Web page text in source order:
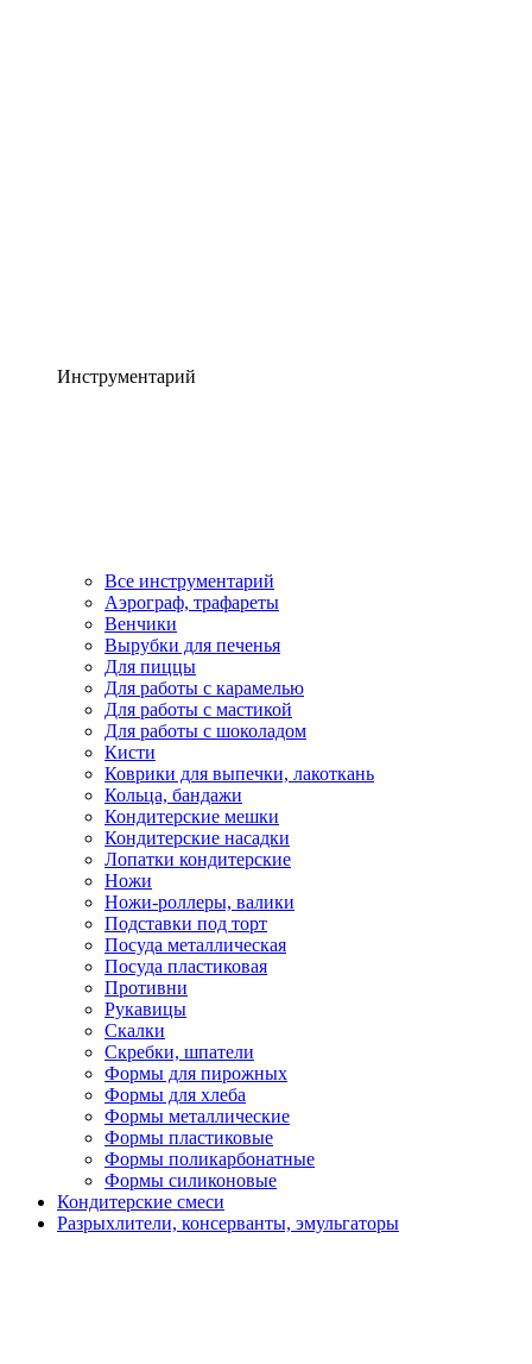
Инструментарий
Все инструментарий
Аэрограф, трафареты
Венчики
Вырубки для печенья
Для пиццы
Для работы с карамелью
Для работы с мастикой
Для работы с шоколадом
Кисти
Коврики для выпечки, лакоткань
Кольца, бандажи
Кондитерские мешки
Кондитерские насадки
Лопатки кондитерские
Ножи
Ножи-роллеры, валики
Подставки под торт
Посуда металлическая
Посуда пластиковая
Противни
Рукавицы
Скалки
Скребки, шпатели
Формы для пирожных
Формы для хлеба
Формы металлические
Формы пластиковые
Формы поликарбонатные
Формы силиконовые
Кондитерские смеси
Разрыхлители, консерванты, эмульгаторы